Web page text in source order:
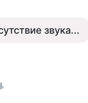
звука...